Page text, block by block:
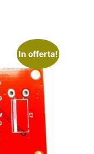
In offerta!